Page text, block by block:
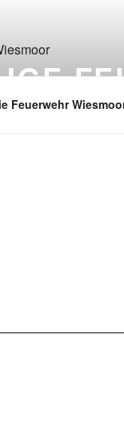
Feuerwehr